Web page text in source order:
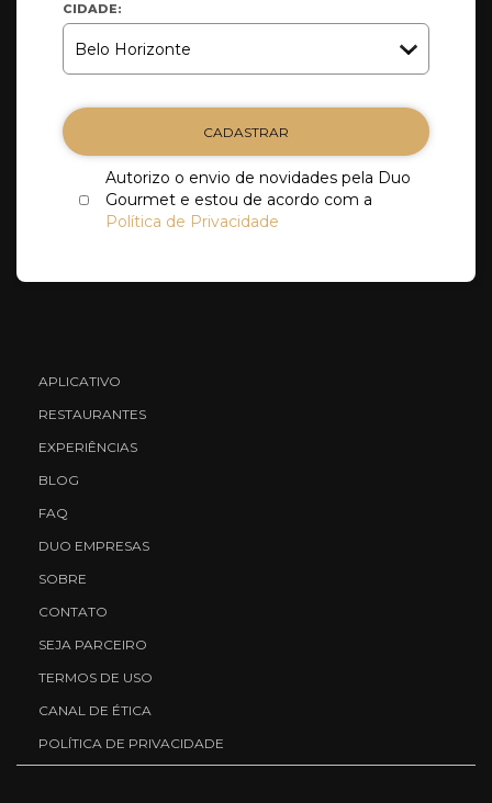
CIDADE:
CADASTRAR
Autorizo o envio de novidades pela Duo
Gourmet e estou de acordo com a
Política de Privacidade
APLICATIVO
RESTAURANTES
EXPERIÊNCIAS
BLOG
FAQ
DUO EMPRESAS
SOBRE
CONTATO
SEJA PARCEIRO
TERMOS DE USO
CANAL DE ÉTICA
POLÍTICA DE PRIVACIDADE